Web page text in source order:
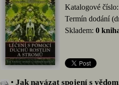
Katalogové
Termín dodání
Skladem: 0
• Jak navázat spojení s